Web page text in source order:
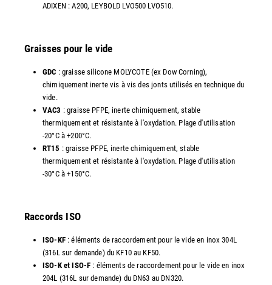
ADIXEN : A200, LEYBOLD LVO500 LVO510.
Graisses pour le vide
GDC : graisse silicone MOLYCOTE (ex Dow Corning),
chimiquement inerte vis à vis des jonts utilisés en technique du
vide.
VAC3 : graisse PFPE, inerte chimiquement, stable
thermiquement et résistante à l'oxydation. Plage d'utilisation
-20°C à +200°C.
RT15 : graisse PFPE, inerte chimiquement, stable
thermiquement et résistante à l'oxydation. Plage d'utilisation
-30°C à +150°C.
Raccords ISO
ISO-KF: éléments de raccordement pour le vide en inox 304L
(316L sur demande) du KF10 au KF50.
ISO-K et ISO-F : éléments de raccordement pour le vide en inox
204L (316L sur demande) du DN63 au DN320.